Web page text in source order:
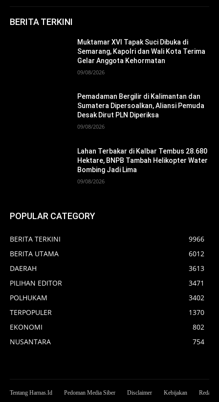
BERITA TERKINI
Muktamar XVI Tapak Suci Dibuka di
Semarang, Kapolri dan Wali Kota Terima
Gelar Anggota Kehormatan
09/08/2026
Pemadaman Bergilir di Kalimantan dan
Sumatera Dipersoalkan, Aliansi Pemuda
Desak Dirut PLN Diperiksa
09/08/2026
Lahan Terbakar di Kalbar Tembus 28.680
Hektare, BNPB Tambah Helikopter Water
Bombing Jadi Lima
09/08/2026
POPULAR CATEGORY
BERITA TERKINI
9966
BERITA UTAMA
6012
DAERAH
3613
PILIHAN EDITOR
3471
POLHUKAM
3402
TERPOPULER
1370
EKONOMI
802
NUSANTARA
754
Tentang Harnas.Id Pedoman Media Siber Disclaimer Kebijakan Redaksi